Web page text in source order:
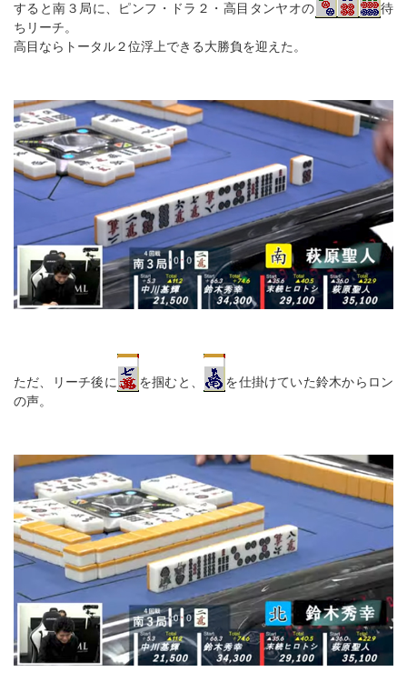
すると南３局に、ピンフ・ドラ２・高目タンヤオの
待
ちリーチ。
高目ならトータル２位浮上できる大勝負を迎えた。
ただ、リーチ後に を掴むと、
を仕掛けていた鈴木からロン
の声。